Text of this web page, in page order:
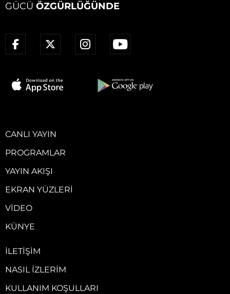
GÜCÜ ÖZGÜRLÜĞÜNDE
CANLI YAYIN
PROGRAMLAR
YAYIN AKIŞI
EKRAN YÜZLERI
VIDEO
KÜNYE
İLETIŞIM
NASIL İZLERIM
KULLANIM KOŞULLARI